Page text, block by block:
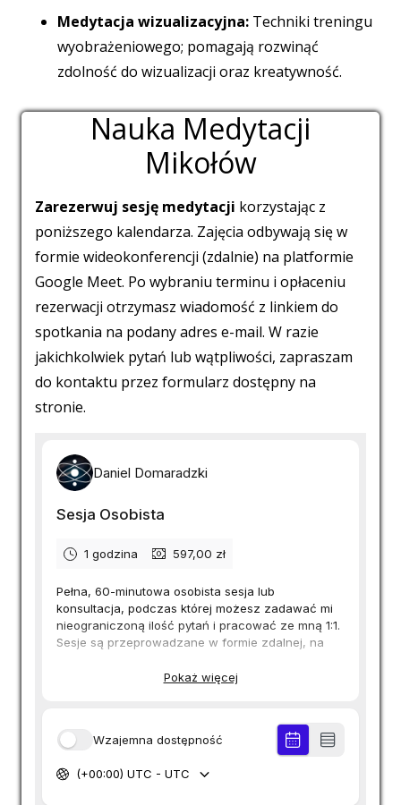
Medytacja wizualizacyjna: Techniki treningu
wyobrażeniowego; pomagają rozwinąć
zdolność do wizualizacji oraz kreatywność.
Nauka Medytacji
Mikołów
Zarezerwuj sesję medytacji korzystając z
poniższego kalendarza. Zajęcia odbywają się w
formie wideokonferencji (zdalnie) na platformie
Google Meet. Po wybraniu terminu i opłaceniu
rezerwacji otrzymasz wiadomość z linkiem do
spotkania na podany adres e-mail. W razie
jakichkolwiek pytań lub wątpliwości, zapraszam
do kontaktu przez formularz dostępny na
stronie.